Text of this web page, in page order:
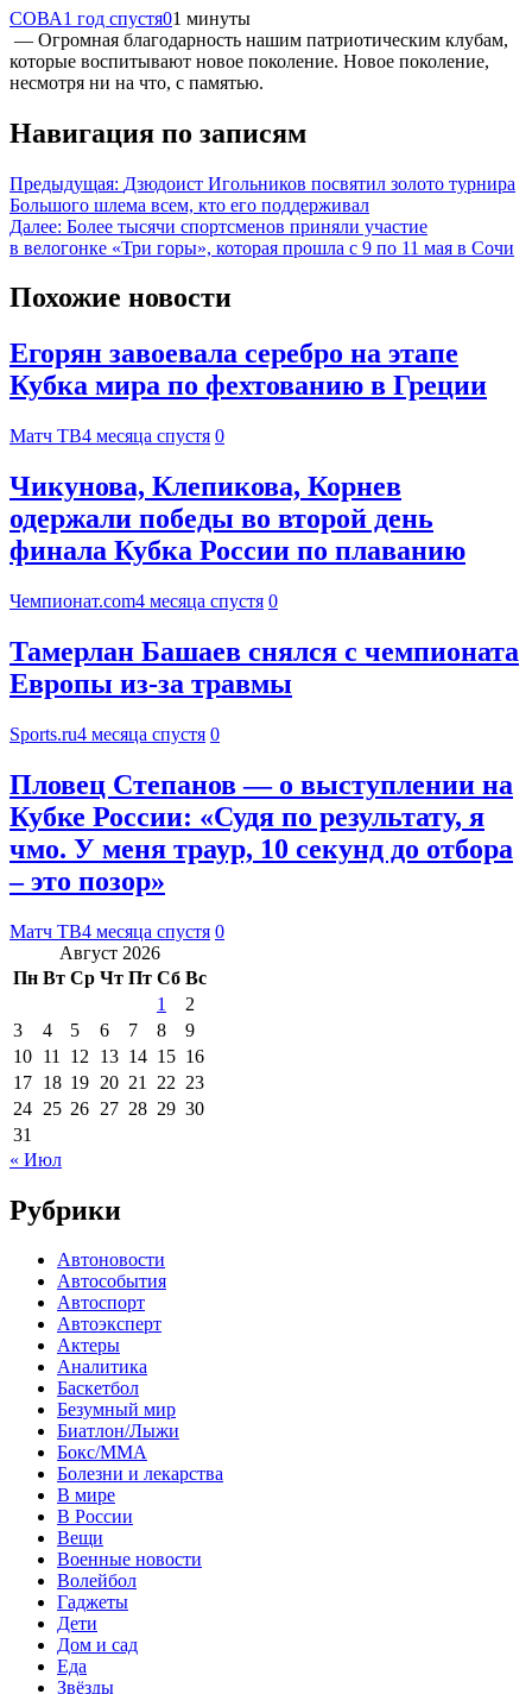
СОВА1 год спустя01 минуты
— Огромная благодарность нашим патриотическим клубам,
которые воспитывают новое поколение. Новое поколение,
несмотря ни на что, с памятью.
Навигация по записям
Предыдущая: Дзюдоист Игольников посвятил золото турнира
Большого шлема всем, кто его поддерживал
Далее: Более тысячи спортсменов приняли участие
в велогонке «Три горы», которая прошла с 9 по 11 мая в Сочи
Похожие новости
Егорян завоевала серебро на этапе
Кубка мира по фехтованию в Греции
Матч ТВ4 месяца спустя 0
Чикунова, Клепикова, Корнев
одержали победы во второй день
финала Кубка России по плаванию
Чемпионат.com4 месяца спустя 0
Тамерлан Башаев снялся с чемпионата
Европы из-за травмы
Sports.ru4 месяца спустя 0
Пловец Степанов — о выступлении на
Кубке России: «Судя по результату, я
чмо. У меня траур, 10 секунд до отбора
– это позор»
Матч ТВ4 месяца спустя 0
Август 2026
Пн Вт Ср Чт Пт Сб Вс
1
2
3
4 5 6 7 8
9
10 11 12 13 14 15 16
17 18 19 20 21 22 23
24 25 26 27 28 29 30
31
« Июл
Рубрики
Автоновости
Автособытия
Автоспорт
Автоэксперт
Актеры
Аналитика
Баскетбол
Безумный мир
Биатлон/Лыжи
Бокс/MMA
Болезни и лекарства
В мире
В России
Вещи
Военные новости
Волейбол
Гаджеты
Дети
Дом и сад
Еда
Звёзды